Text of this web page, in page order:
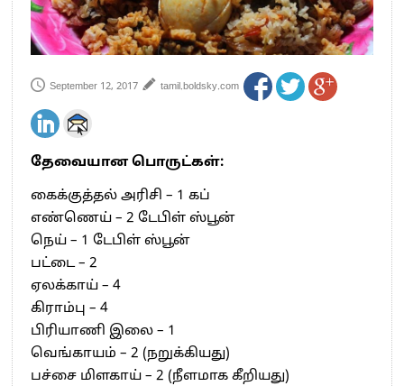
செத்து சாம்பல் ஆனாலும் தனித்துதான் போட்டி – சீமான்
பாகிஸ்தானின் அணு ஆயுத மிரட்டலுக்கு அஞ்சமாட்டோம் – இந்தியா
மத்திய ஆசிரியர் தகுதித் தேர்வு: பட்டதாரிகள் அக்.16 வரை விண்ணப்பிக்கலாம்
தமிழக சட்டப்பேரவையில் காலியிடங்கள் 6 ஆக உயர்வு
September 12, 2017 tamil.boldsky.com
தேவையான பொருட்கள்:
கைக்குத்தல் அரிசி – 1 கப்
எண்ணெய் – 2 டேபிள் ஸ்பூன்
நெய் – 1 டேபிள் ஸ்பூன்
பட்டை – 2
ஏலக்காய் – 4
கிராம்பு – 4
பிரியாணி இலை – 1
வெங்காயம் – 2 (நறுக்கியது)
பச்சை மிளகாய் – 2 (நீளமாக கீறியது)